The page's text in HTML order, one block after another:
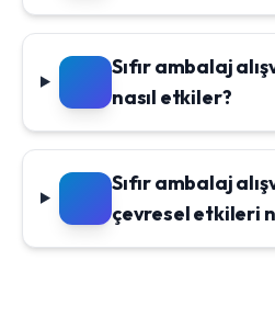
Sıfır ambalaj
nasıl etkiler?
Sıfır ambalaj
çevresel etkileri